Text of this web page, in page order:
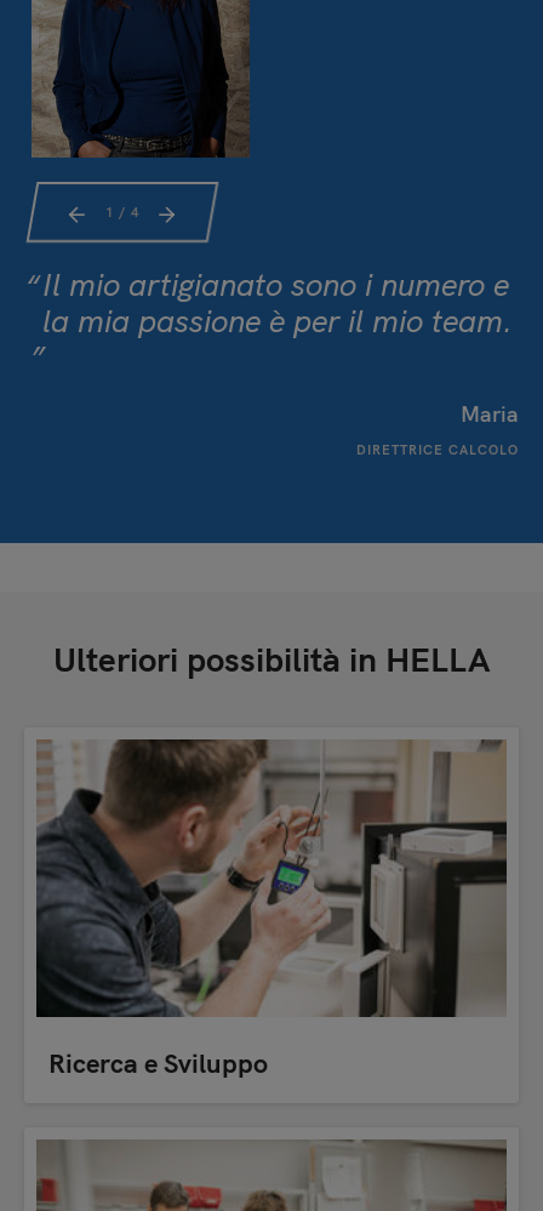
1 / 4
Il mio artigianato sono i numero e
la mia passione è per il mio team.
Maria
DIRETTRICE CALCOLO
Ulteriori possibilità in HELLA
Ricerca e Sviluppo